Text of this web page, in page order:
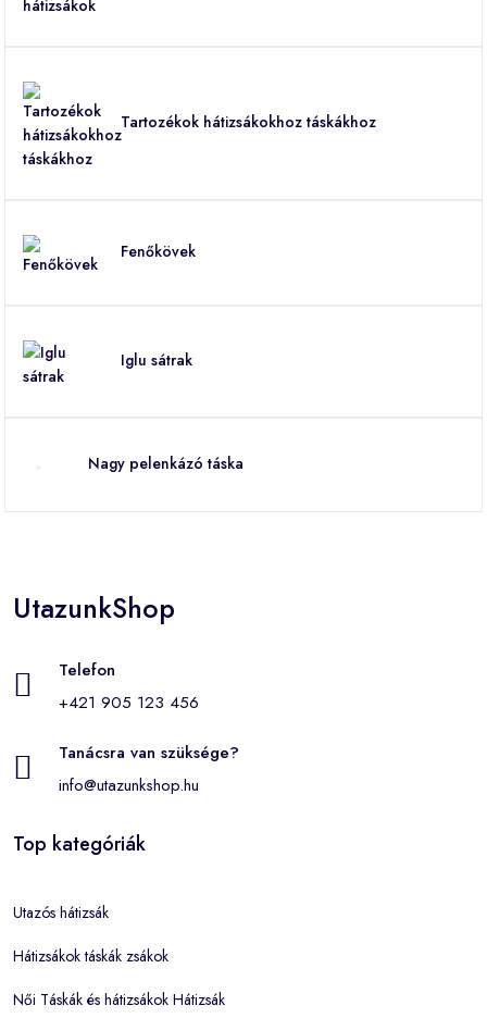
Tartozékok hátizsákokhoz táskákhoz
Fenőkövek
Iglu sátrak
Nagy pelenkázó táska
UtazunkShop
Telefon
+421 905 123 456
Tanácsra van szüksége?
info@utazunkshop.hu
Top kategóriák
Utazós hátizsák
Hátizsákok táskák zsákok
Női Táskák és hátizsákok Hátizsák